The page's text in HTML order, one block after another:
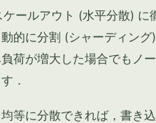
ールアウト (水平分散) に
的に分割 (シャーディン
荷が増大した場合でもノ
．
等に分散できれば，書き